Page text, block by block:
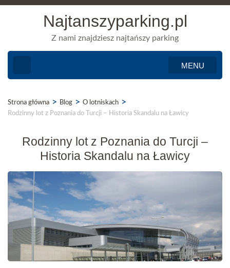
Najtanszyparking.pl
Z nami znajdziesz najtańszy parking
MENU
Strona główna > Blog > O lotniskach >
Rodzinny lot z Poznania do Turcji – Historia Skandalu na Ławicy
Rodzinny lot z Poznania do Turcji –
Historia Skandalu na Ławicy